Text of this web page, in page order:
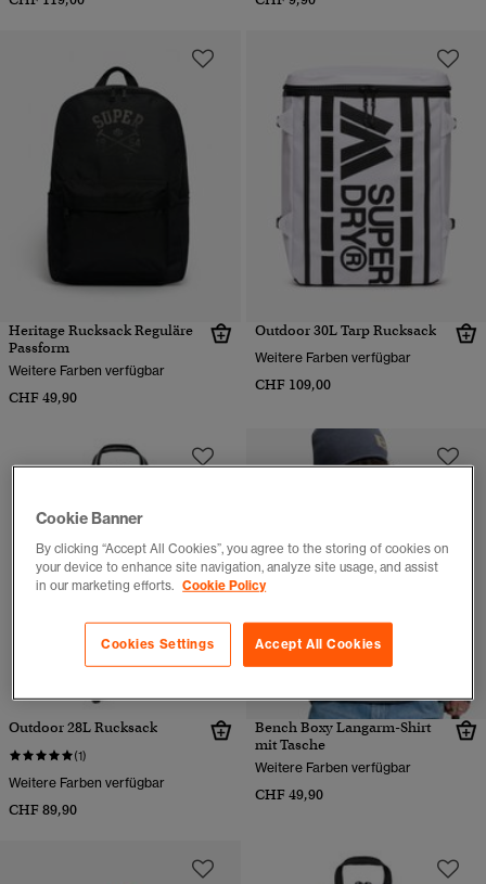
Heritage Rucksack Reguläre
Passform
Weitere Farben verfügbar
CHF 49,90
Outdoor 30L Tarp Rucksack
Weitere Farben verfügbar
CHF 109,00
Outdoor 28L Rucksack
(1)
Weitere Farben verfügbar
CHF 89,90
Bench Boxy Langarm-Shirt
mit Tasche
Weitere Farben verfügbar
CHF 49,90
Cookie Banner
By clicking “Accept All Cookies”, you agree to the storing of cookies on
your device to enhance site navigation, analyze site usage, and assist
in our marketing efforts. Cookie Policy
Accept All Cookies
Cookies Settings